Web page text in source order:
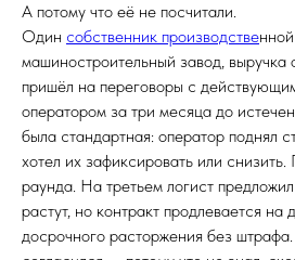
А потому что её не посчитали.
Один собственник производстве
машиностроительный завод,
пришёл на переговоры с
оператором за три месяца до
была стандартная: оператор поднял
хотел их зафиксировать или
раунда. На третьем логист
растут, но контракт продлевается на
досрочного расторжения без